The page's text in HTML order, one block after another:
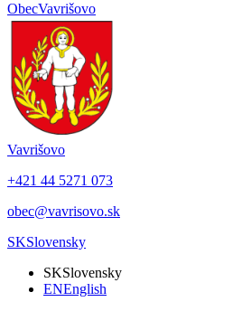
ObecVavrišovo
Vavrišovo
+421 44 5271 073
obec@vavrisovo.sk
SKSlovensky
SKSlovensky
ENEnglish